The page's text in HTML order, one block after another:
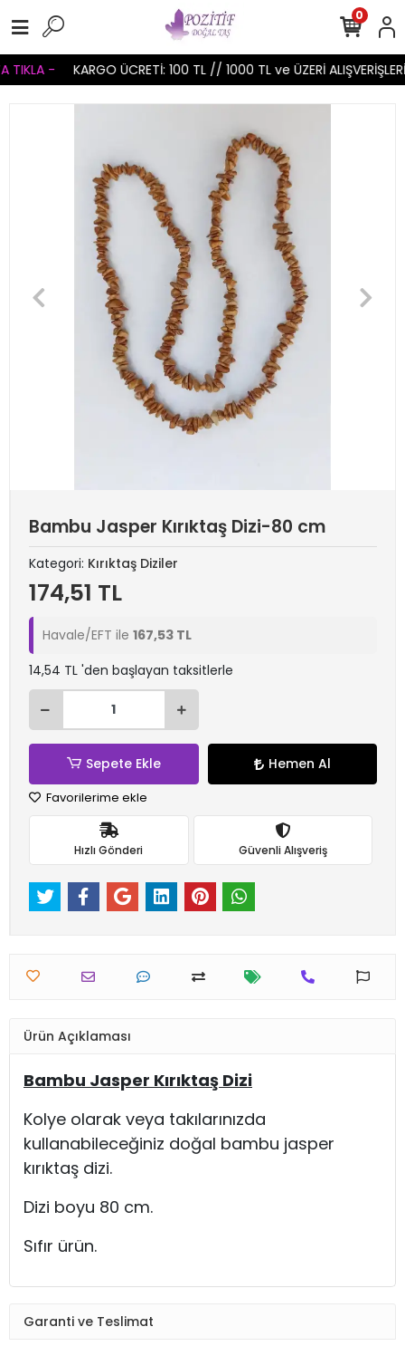
TIKLA - KARGO ÜCRETİ: 100 TL // 1000 TL ve ÜZERİ
0
Bambu Jasper Kırıktaş Dizi-80 cm
Kategori: Kırıktaş Diziler
174,51 TL
Havale/EFT ile 167,53 TL
14,54 TL 'den başlayan taksitlerle
Sepete Ekle Hemen Al
Favorilerime ekle
Hızlı Gönderi Güvenli Alışveriş
Ürün Açıklaması
Bambu Jasper Kırıktaş Dizi
Kolye olarak veya takılarınızda
kullanabileceğiniz doğal bambu jasper
kırıktaş dizi.
Dizi boyu 80 cm.
Sıfır ürün.
Garanti ve Teslimat